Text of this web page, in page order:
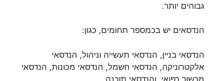
גבוהים יותר.
הנדסאים יש בכמספר תחומים, כגון:
הנדסאי בניין, הנדסאי תעשייה וניהול, הנדסאי
אלקטרוניקה, הנדסאי חשמל, הנדסאי מכונות, הנדסאי
מכשור רפואי, והנדסאי תוכנה.